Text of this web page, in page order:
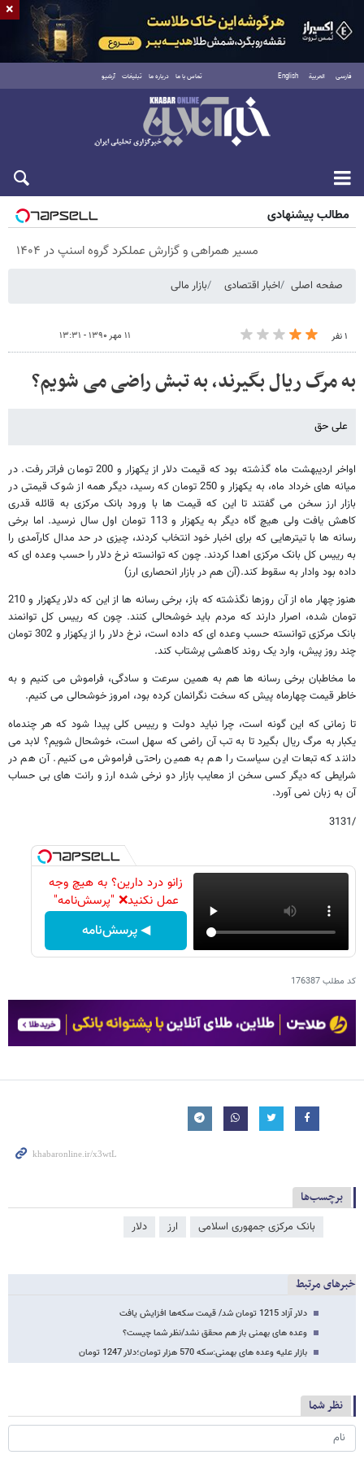
فارسی العربية English تماس با ما درباره ما تبلیغات آرشیو
پنجشنبه ۱۵ مرداد ۱۴۰۵
مطالب پیشنهادی
مسیر همراهی و گزارش عملکرد گروه اسنپ در ۱۴۰۴
صفحه اصلی اخبار اقتصادی بازار مالی
۱ نفر ۱۱ مهر ۱۳۹۰ - ۱۳:۳۱
به مرگ ریال بگیرند، به تبش راضی می شویم؟
علی حق
اواخر اردیبهشت ماه گذشته بود که قیمت دلار از یکهزار و 200 تومان فراتر رفت. در
میانه های خرداد ماه، به یکهزار و 250 تومان که رسید، دیگر همه از شوک قیمتی در
بازار ارز سخن می گفتند تا این که قیمت ها با ورود بانک مرکزی به قائله قدری
کاهش یافت ولی هیچ گاه دیگر به یکهزار و 113 تومان اول سال نرسید. اما برخی
رسانه ها با تیترهایی که برای اخبار خود انتخاب کردند، چیزی در حد مدال کارآمدی را
به رییس کل بانک مرکزی اهدا کردند. چون که توانسته نرخ دلار را حسب وعده ای که
داده بود وادار به سقوط کند.(آن هم در بازار انحصاری ارز)
هنوز چهار ماه از آن روزها نگذشته که باز، برخی رسانه ها از این که دلار یکهزار و 210
تومان شده، اصرار دارند که مردم باید خوشحالی کنند. چون که رییس کل توانمند
بانک مرکزی توانسته حسب وعده ای که داده است، نرخ دلار را از یکهزار و 302 تومان
چند روز پیش، وارد یک روند کاهشی پرشتاب کند.
ما مخاطبان برخی رسانه ها هم به همین سرعت و سادگی، فراموش می کنیم و به
خاطر قیمت چهارماه پیش که سخت نگرانمان کرده بود، امروز خوشحالی می کنیم.
تا زمانی که این گونه است، چرا نباید دولت و رییس کلی پیدا شود که هر چندماه
یکبار به مرگ ریال بگیرد تا به تب آن راضی که سهل است، خوشحال شویم؟ لابد می
دانند که تبعات این سیاست را هم به همین راحتی فراموش می کنیم. آن هم در
شرایطی که دیگر کسی سخن از معایب بازار دو نرخی شده ارز و رانت های بی حساب
آن به زبان نمی آورد.
/3131
زانو درد دارین؟ به هیچ وجه
عمل نکنید❌ "پرسش‌نامه"
◀ پرسش‌نامه
کد مطلب176387
برچسب‌ها
بانک مرکزی جمهوری اسلامی ارز دلار
خبرهای مرتبط
دلار آزاد 1215 تومان شد/ قیمت سکه‌ها افزایش یافت
وعده های بهمنی باز هم محقق نشد/نظر شما چیست؟
بازار علیه وعده های بهمنی:سکه 570 هزار تومان؛دلار 1247 تومان
نظر شما
×